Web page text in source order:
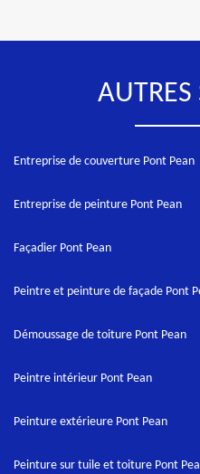
AUTRES
Entreprise de couverture Pont Pean
Entreprise de peinture Pont Pean
Façadier Pont Pean
Peintre et peinture de façade Pont
Démoussage de toiture Pont Pean
Peintre intérieur Pont Pean
Peinture extérieure Pont Pean
Peinture sur tuile et toiture Pont